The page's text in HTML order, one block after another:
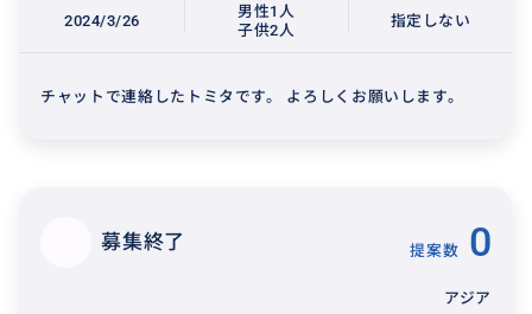
2024/3/26
男性1人
子供2人
指定しない
チャットで連絡したトミタです。 よろしくお願いします。
募集終了 提案数 0
アジア